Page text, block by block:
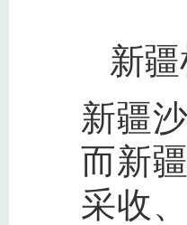
新
新疆
而新
采收